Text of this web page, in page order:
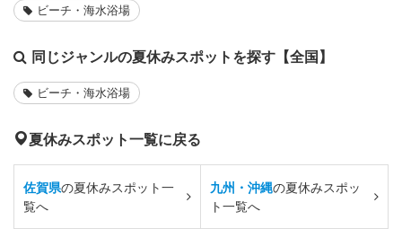
ビーチ・海水浴場
同じジャンルの夏休みスポットを探す【全国】
ビーチ・海水浴場
夏休みスポット一覧に戻る
佐賀県の夏休みスポット一
覧へ
九州・沖縄の夏休みスポッ
ト一覧へ